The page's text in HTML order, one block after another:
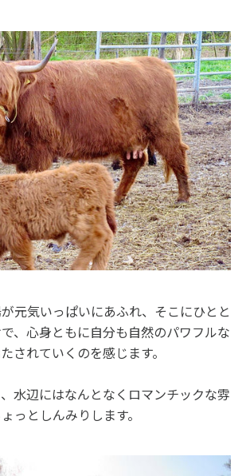
元気いっぱいにあふれ、そこにひとと
、心身ともに自分も自然のパワフルな
されていくのを感じます。
水辺にはなんとなくロマンチックな雰
っとしんみりします。